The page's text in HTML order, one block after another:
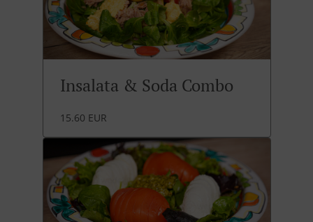
Insalata & Soda Combo
15.60 EUR